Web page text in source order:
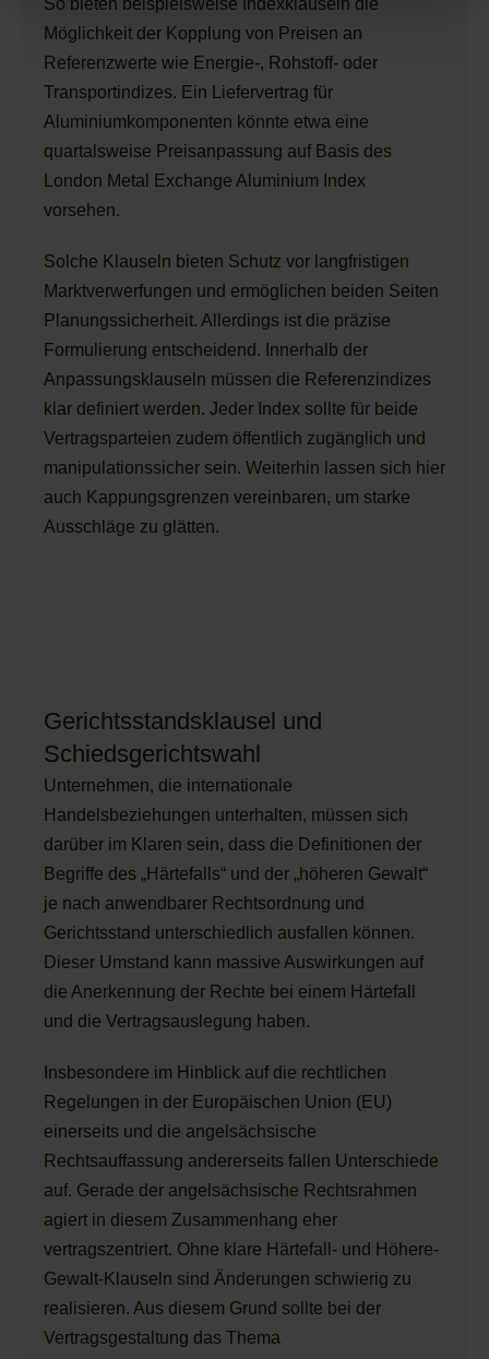
So bieten beispielsweise Indexklauseln die
Möglichkeit der Kopplung von Preisen an
Referenzwerte wie Energie-, Rohstoff- oder
Transportindizes. Ein Liefervertrag für
Aluminiumkomponenten könnte etwa eine
quartalsweise Preisanpassung auf Basis des
London Metal Exchange Aluminium Index
vorsehen.
Solche Klauseln bieten Schutz vor langfristigen
Marktverwerfungen und ermöglichen beiden Seiten
Planungssicherheit. Allerdings ist die präzise
Formulierung entscheidend. Innerhalb der
Anpassungsklauseln müssen die Referenzindizes
klar definiert werden. Jeder Index sollte für beide
Vertragsparteien zudem öffentlich zugänglich und
manipulationssicher sein. Weiterhin lassen sich hier
auch Kappungsgrenzen vereinbaren, um starke
Ausschläge zu glätten.
Gerichtsstandsklausel und
Schiedsgerichtswahl
Unternehmen, die internationale
Handelsbeziehungen unterhalten, müssen sich
darüber im Klaren sein, dass die Definitionen der
Begriffe des „Härtefalls“ und der „höheren Gewalt“
je nach anwendbarer Rechtsordnung und
Gerichtsstand unterschiedlich ausfallen können.
Dieser Umstand kann massive Auswirkungen auf
die Anerkennung der Rechte bei einem Härtefall
und die Vertragsauslegung haben.
Insbesondere im Hinblick auf die rechtlichen
Regelungen in der Europäischen Union (EU)
einerseits und die angelsächsische
Rechtsauffassung andererseits fallen Unterschiede
auf. Gerade der angelsächsische Rechtsrahmen
agiert in diesem Zusammenhang eher
vertragszentriert. Ohne klare Härtefall- und Höhere-
Gewalt‑Klauseln sind Änderungen schwierig zu
realisieren. Aus diesem Grund sollte bei der
Vertragsgestaltung das Thema